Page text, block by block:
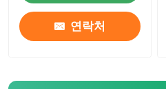
연락처